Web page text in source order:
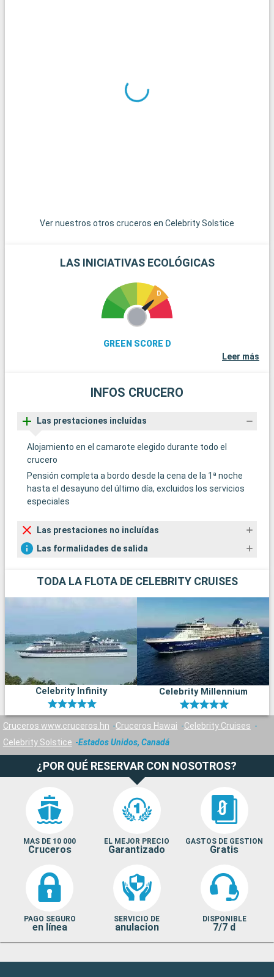
Ver nuestros otros cruceros en Celebrity Solstice
LAS INICIATIVAS ECOLÓGICAS
GREEN SCORE D
Leer más
INFOS CRUCERO
Las prestaciones incluídas
Alojamiento en el camarote elegido durante todo el
crucero
Pensión completa a bordo desde la cena de la 1ª noche
hasta el desayuno del último día, excluidos los servicios
especiales
Las prestaciones no incluídas
Las formalidades de salida
TODA LA FLOTA DE CELEBRITY CRUISES
Celebrity Infinity Celebrity Millennium
Cruceros www.cruceros.hn Cruceros Hawai
Celebrity Cruises
Celebrity Solstice
Estados Unidos, Canadá
¿POR QUÉ RESERVAR CON NOSOTROS?
MAS DE 10 000
Cruceros
EL MEJOR PRECIO
Garantizado
GASTOS DE GESTION
Gratis
PAGO SEGURO
en línea
SERVICIO DE
anulacion
DISPONIBLE
7/7 d